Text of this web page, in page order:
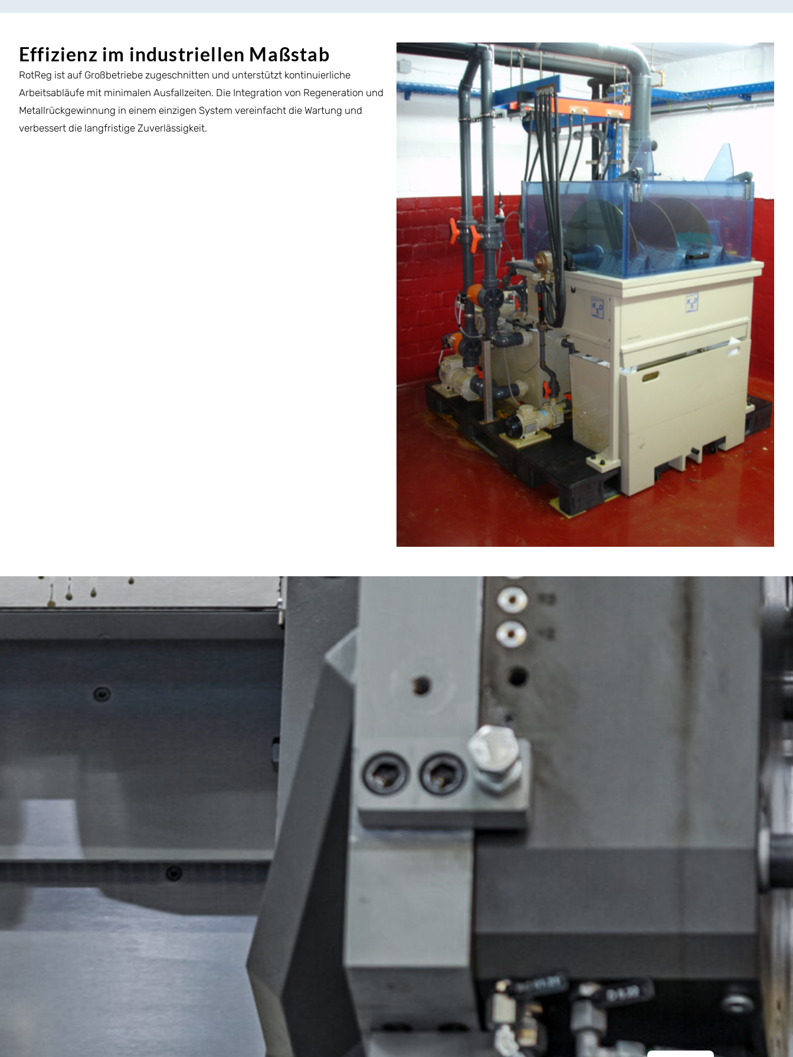
Effizienz im industriellen Maßstab
RotReg ist auf Großbetriebe zugeschnitten und unterstützt kontinuierliche
Arbeitsabläufe mit minimalen Ausfallzeiten. Die Integration von Regeneration und
Metallrückgewinnung in einem einzigen System vereinfacht die Wartung und
verbessert die langfristige Zuverlässigkeit.
English